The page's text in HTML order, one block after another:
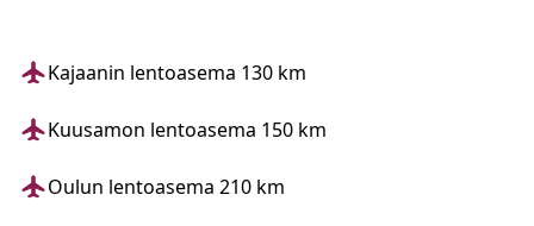
Kajaanin lentoasema 130 km
Kuusamon lentoasema 150 km
Oulun lentoasema 210 km